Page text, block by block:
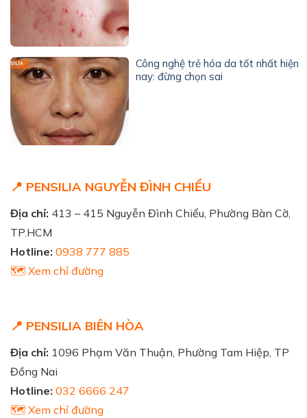
Công nghệ trẻ hóa da tốt nhất hiện
nay: đừng chọn sai
📍 PENSILIA NGUYỄN ĐÌNH CHIỂU
Địa chỉ: 413 – 415 Nguyễn Đình Chiểu, Phường Bàn Cờ,
TP.HCM
Hotline: 0938 777 885
🗺️ Xem chỉ đường
📍 PENSILIA BIÊN HÒA
Địa chỉ: 1096 Phạm Văn Thuận, Phường Tam Hiệp, TP
Đồng Nai
Hotline: 032 6666 247
🗺️ Xem chỉ đường